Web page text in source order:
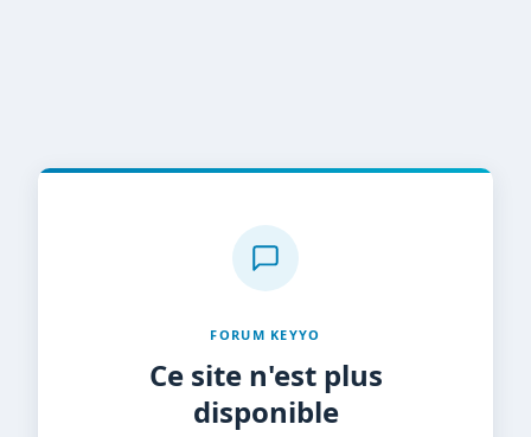
FORUM KEYYO
Ce site n'est plus
disponible